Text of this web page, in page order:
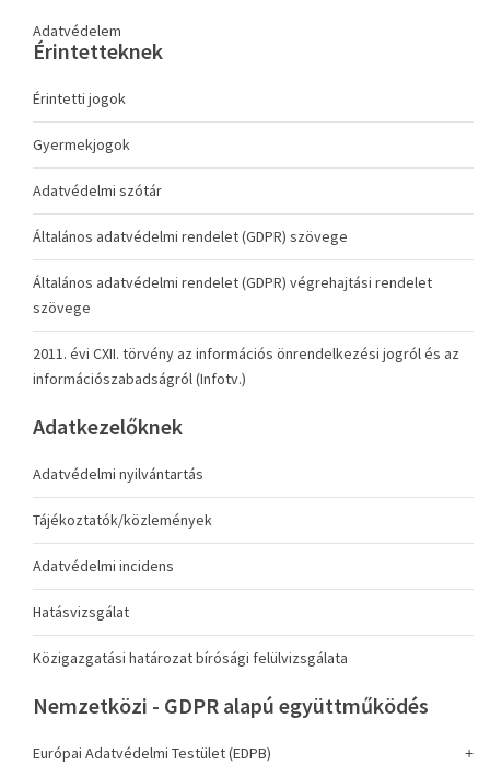
Adatvédelem
Érintetteknek
Érintetti jogok
Gyermekjogok
Adatvédelmi szótár
Általános adatvédelmi rendelet (GDPR) szövege
Általános adatvédelmi rendelet (GDPR) végrehajtási rendelet
szövege
2011. évi CXII. törvény az információs önrendelkezési jogról és az
információszabadságról (Infotv.)
Adatkezelőknek
Adatvédelmi nyilvántartás
Tájékoztatók/közlemények
Adatvédelmi incidens
Hatásvizsgálat
Közigazgatási határozat bírósági felülvizsgálata
Nemzetközi - GDPR alapú együttműködés
Európai Adatvédelmi Testület (EDPB)